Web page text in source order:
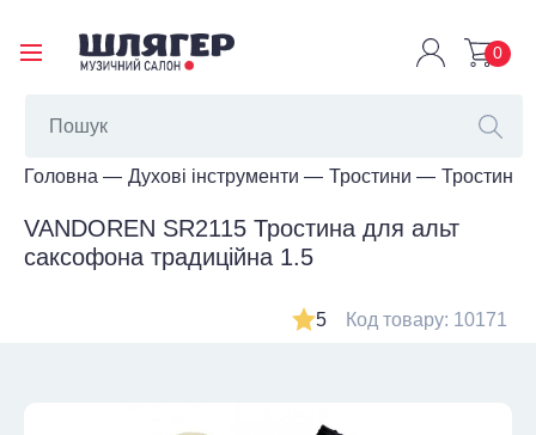
0
Головна Духові інструменти Тростини Тростини
VANDOREN SR2115 Тростина для альт
саксофона традиційна 1.5
5 Код товару: 10171